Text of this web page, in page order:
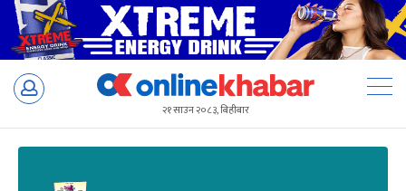
Skip
२१ साउन २०८३, बिहीबार